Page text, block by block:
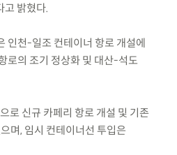
고 밝혔다.
인천-일조 컨테이너 항로 개설에
로의 조기 정상화 및 대산-석도
로 신규 카페리 항로 개설 및 기존
며, 임시 컨테이너선 투입은